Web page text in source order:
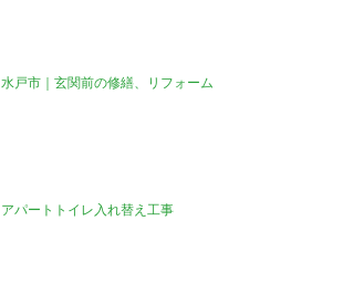
水戸市｜玄関前の修繕、リフォーム
アパートトイレ入れ替え工事